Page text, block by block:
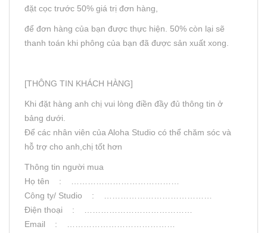
đặt cọc trước 50% giá trị đơn hàng,
để đơn hàng của bạn được thực hiện. 50% còn lại sẽ
thanh toán khi phông của bạn đã được sản xuất xong.
[THÔNG TIN KHÁCH HÀNG]
Khi đặt hàng anh chị vui lòng điền đầy đủ thông tin ở
bảng dưới.
Để các nhân viên của Aloha Studio có thể chăm sóc và
hỗ trợ cho anh,chị tốt hơn
Thông tin người mua
Họ tên : …………………………………
Công ty/ Studio : …………………………………
Điện thoại : …………………………………
Email : …………………………………